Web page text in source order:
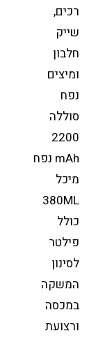
רכים,
שייק
חלבון
ומיצים
נפח
סוללה
2200
mAh נפח
מיכל
380ML
כולל
פילטר
לסינון
המשקה
במכסה
ורצועת